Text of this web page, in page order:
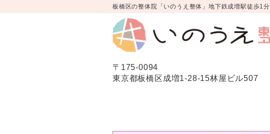
板橋区の整体院「いのうえ整体」地下鉄成増駅徒歩1分
〒175-0094
東京都板橋区成増1-28-15林屋ビル507